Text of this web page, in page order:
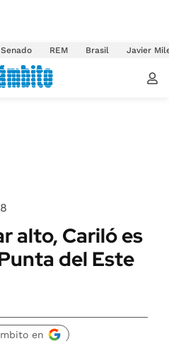
Senado REM Brasil Javier
alto, Cariló es
del Este
en